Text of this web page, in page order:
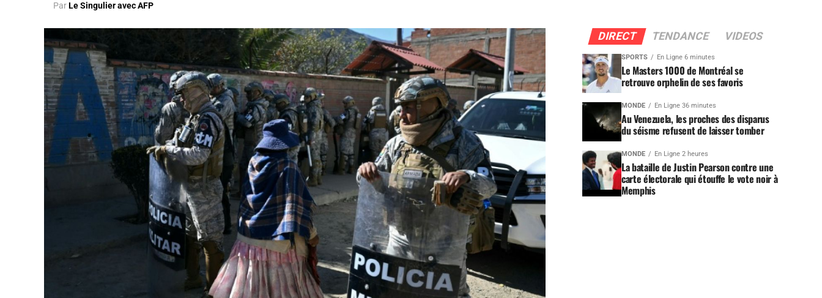
ParLe Singulier avec AFP
DIRECT TENDANCE VIDEOS
SPORTS En Ligne 6 minutes
Le Masters 1000 de Montréal se
retrouve orphelin de ses favoris
MONDE En Ligne 36 minutes
Au Venezuela, les proches des disparus
du séisme refusent de laisser tomber
MONDE En Ligne 2 heures
La bataille de Justin Pearson contre une
carte électorale qui étouffe le vote noir à
Memphis